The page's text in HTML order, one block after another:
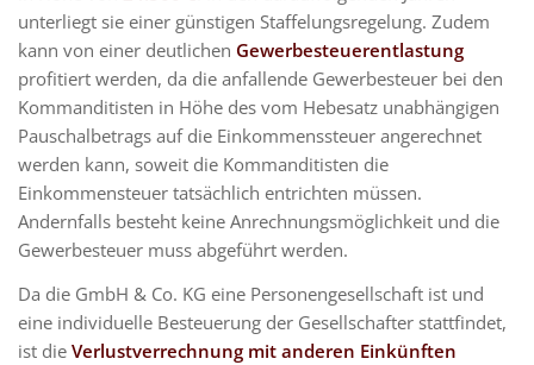
unterliegt sie einer günstigen Staffelungsregelung. Zudem
kann von einer deutlichen Gewerbesteuerentlastung
profitiert werden, da die anfallende Gewerbesteuer bei den
Kommanditisten in Höhe des vom Hebesatz unabhängigen
Pauschalbetrags auf die Einkommenssteuer angerechnet
werden kann, soweit die Kommanditisten die
Einkommensteuer tatsächlich entrichten müssen.
Andernfalls besteht keine Anrechnungsmöglichkeit und die
Gewerbesteuer muss abgeführt werden.
Da die GmbH & Co. KG eine Personengesellschaft ist und
eine individuelle Besteuerung der Gesellschafter stattfindet,
ist die Verlustverrechnung mit anderen Einkünften